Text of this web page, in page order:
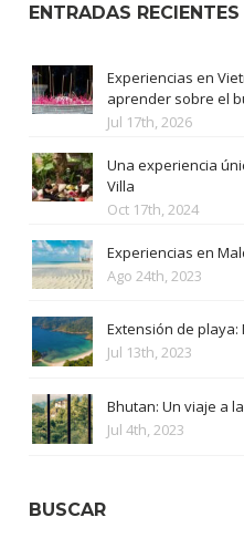
ENTRADAS RECIENTES
Experiencias en
aprender sobre el
Jul 17th, 2026
Una experiencia
Villa
Oct 17th, 2024
Experiencias en
Ago 24th, 2023
Extensión de playa:
Jul 13th, 2023
Bhutan: Un viaje a
Jul 4th, 2023
BUSCAR